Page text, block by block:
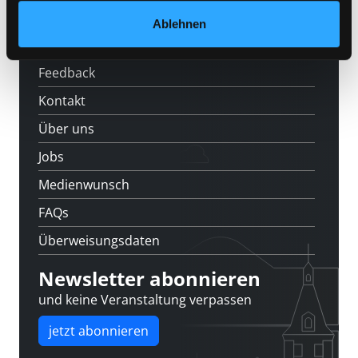
Ablehnen
Veranstaltungen
Feedback
Kontakt
Über uns
Jobs
Medienwunsch
FAQs
Überweisungsdaten
Newsletter abonnieren
und keine Veranstaltung verpassen
jetzt abonnieren